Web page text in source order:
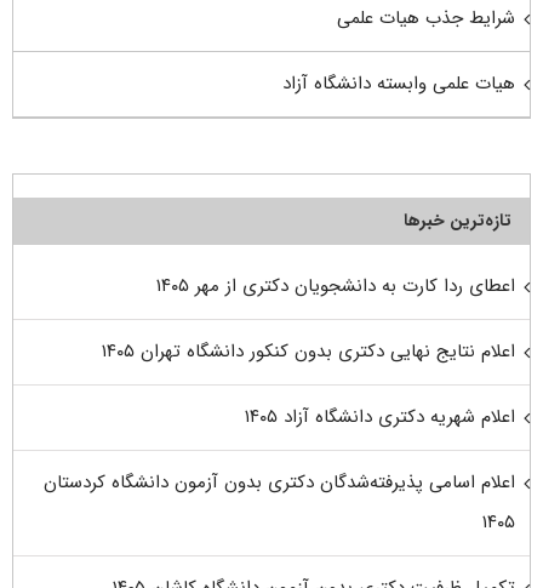
شرایط جذب هیات علمی
هیات علمی وابسته دانشگاه آزاد
تازه‌ترین خبرها
اعطای ردا کارت به دانشجویان دکتری از مهر ۱۴۰۵
اعلام نتایج نهایی دکتری بدون کنکور دانشگاه تهران ۱۴۰۵
اعلام شهریه دکتری دانشگاه آزاد ۱۴۰۵
اعلام اسامی پذیرفته‌شدگان دکتری بدون آزمون دانشگاه کردستان
۱۴۰۵